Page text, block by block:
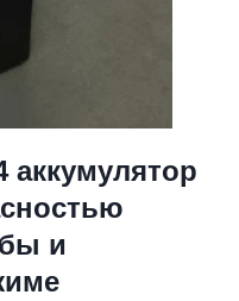
аккумулятор
и